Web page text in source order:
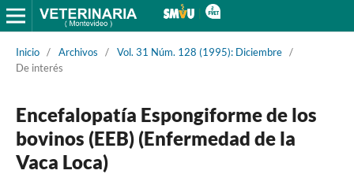
Inicio / Archivos / Vol. 31 Núm. 128 (1995): Diciembre /
De interés
Encefalopatía Espongiforme de los
bovinos (EEB) (Enfermedad de la
Vaca Loca)